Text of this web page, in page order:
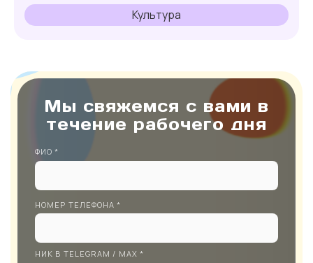
Культура
Мы свяжемся с вами в
течение рабочего дня
ФИО *
НОМЕР ТЕЛЕФОНА *
НИК В TELEGRAM / MAX *